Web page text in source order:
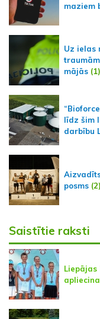
maziem
Uz ielas
mājās (1)
līdz šim
darbību
posms (2)
Saistītie raksti
Liepājas